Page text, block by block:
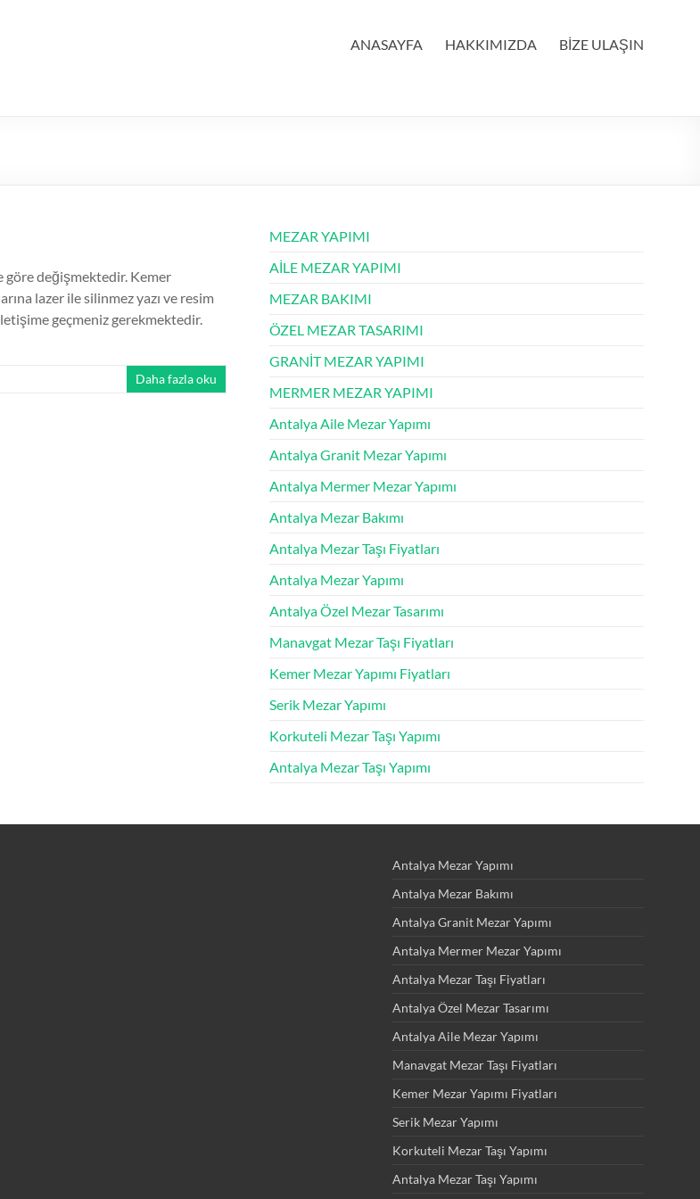
ANASAYFA HAKKIMIZDA BİZE ULAŞIN
göre değişmektedir. Kemer
lazer ile silinmez yazı ve resim
geçmeniz gerekmektedir.
Daha fazla oku
MEZAR YAPIMI
AİLE MEZAR YAPIMI
MEZAR BAKIMI
ÖZEL MEZAR TASARIMI
GRANİT MEZAR YAPIMI
MERMER MEZAR YAPIMI
Antalya Aile Mezar Yapımı
Antalya Granit Mezar Yapımı
Antalya Mermer Mezar Yapımı
Antalya Mezar Bakımı
Antalya Mezar Taşı Fiyatları
Antalya Mezar Yapımı
Antalya Özel Mezar Tasarımı
Manavgat Mezar Taşı Fiyatları
Kemer Mezar Yapımı Fiyatları
Serik Mezar Yapımı
Korkuteli Mezar Taşı Yapımı
Antalya Mezar Taşı Yapımı
Antalya Mezar Yapımı
Antalya Mezar Bakımı
Antalya Granit Mezar Yapımı
Antalya Mermer Mezar Yapımı
Antalya Mezar Taşı Fiyatları
Antalya Özel Mezar Tasarımı
Antalya Aile Mezar Yapımı
Manavgat Mezar Taşı Fiyatları
Kemer Mezar Yapımı Fiyatları
Serik Mezar Yapımı
Korkuteli Mezar Taşı Yapımı
Antalya Mezar Taşı Yapımı